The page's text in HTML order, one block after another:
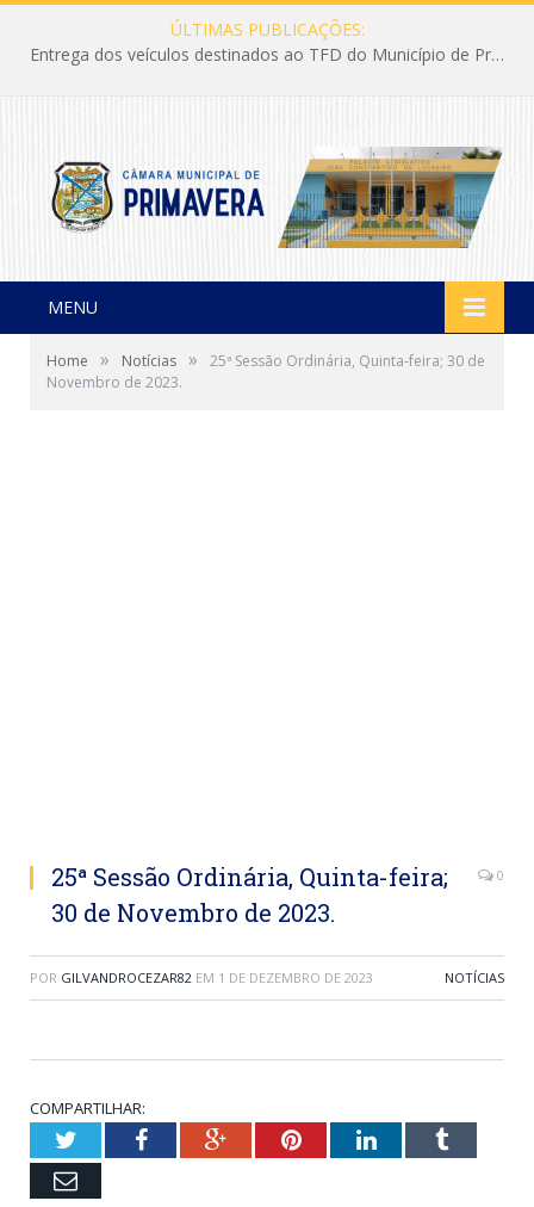
ÚLTIMAS PUBLICAÇÕES:
Entrega dos veículos destinados ao TFD do Município de Primavera
MENU
Home » Notícias »
25ª Sessão Ordinária, Quinta-feira; 30 de
Novembro de 2023.
25ª Sessão Ordinária, Quinta-feira;
30 de Novembro de 2023.
0
POR GILVANDROCEZAR82 EM 1 DE DEZEMBRO DE 2023 NOTÍCIAS
COMPARTILHAR:
TwitterFacebookGoogle+PinterestLinkedInTumblr
Email